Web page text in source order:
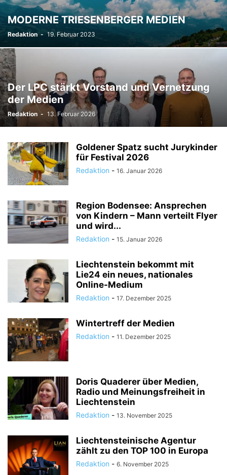
TODESFÄLLE TOURISMUS UMFRAGE
ÜSERE WORZLA - HISTORISCHES VEREINE VERKEHR
WIRTSCHAFTS:ZEIT
MODERNE TRIESENBERGER MEDIEN
Redaktion - 19. Februar 2023
Der LPC stärkt Vorstand und Vernetzung
der Medien
Redaktion - 13. Februar 2026
Goldener Spatz sucht Jurykinder
für Festival 2026
Redaktion - 16. Januar 2026
Region Bodensee: Ansprechen
von Kindern – Mann verteilt Flyer
und wird...
Redaktion - 15. Januar 2026
Liechtenstein bekommt mit
Lie24 ein neues, nationales
Online-Medium
Redaktion - 17. Dezember 2025
Wintertreff der Medien
Redaktion - 11. Dezember 2025
Doris Quaderer über Medien,
Radio und Meinungsfreiheit in
Liechtenstein
Redaktion - 13. November 2025
Liechtensteinische Agentur
zählt zu den TOP 100 in Europa
Redaktion - 6. November 2025